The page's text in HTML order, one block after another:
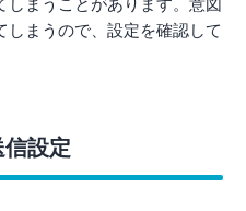
しまうので、設定を確認して
信設定